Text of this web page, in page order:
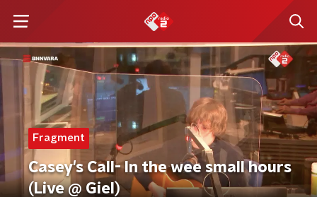
Fragment
Casey's Call- In the wee small hours
(Live @ Giel)